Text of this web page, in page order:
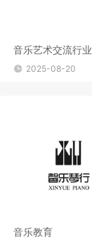
音乐艺术交流行业
2025-08-20
音乐教育